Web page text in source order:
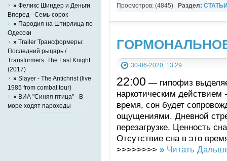
Просмотров: (4845) Раздел:
30-06-2020, 13:29
22:00 — гипофиз
наркотическим
время, сон будет
ощущениями. Дневной
перезагрузке. Ценность
Отсутствие сна в это
>>>>>>>> » Читать
» Феликс Шиндер и Деньги
Вперед - Семь-сорок
» Пародия на Штирлицa по
Одесски
» Trailer Трансформеры:
Последний рыцарь /
Transformers: The Last Knight
(2017)
» Slayer - The Antichrist (live
1985 from combat tour)
» ВИА "Синяя птица" - В
море ходят пароходы